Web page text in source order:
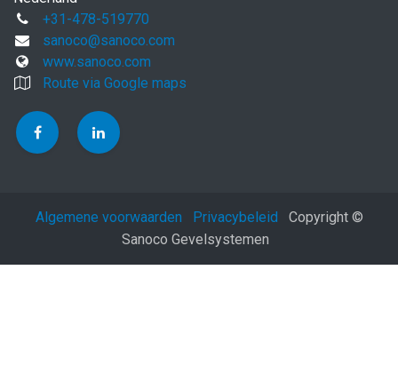
+31-478-519770
sanoco@sanoco.com
www.sanoco.com
Route via Google maps
Algemene voorwaarden Privacybeleid
Copyright ©
Sanoco Gevelsystemen